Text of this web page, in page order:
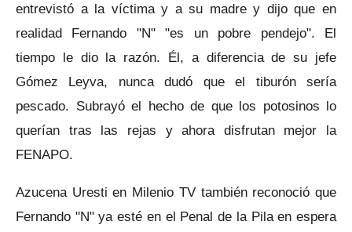
entrevistó a la víctima y a su madre y dijo que en
realidad Fernando "N" "es un pobre pendejo". El
tiempo le dio la razón. Él, a diferencia de su jefe
Gómez Leyva, nunca dudó que el tiburón sería
pescado. Subrayó el hecho de que los potosinos lo
querían tras las rejas y ahora disfrutan mejor la
FENAPO.
Azucena Uresti en Milenio TV también reconoció que
Fernando "N" ya esté en el Penal de la Pila en espera